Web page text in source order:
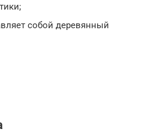
собой деревянный